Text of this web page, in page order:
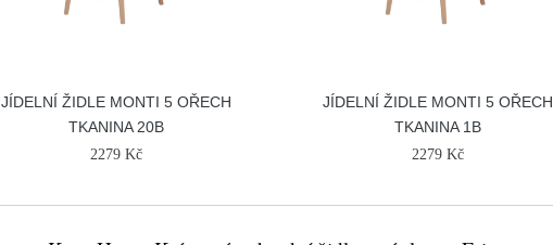
JÍDELNÍ ŽIDLE MONTI 5 OŘECH
TKANINA 20B
2279 Kč
JÍDELNÍ ŽIDLE MONTI 5 OŘECH
TKANINA 1B
2279 Kč